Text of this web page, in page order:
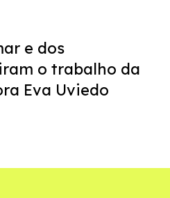
e dos
o trabalho da
Eva Uviedo